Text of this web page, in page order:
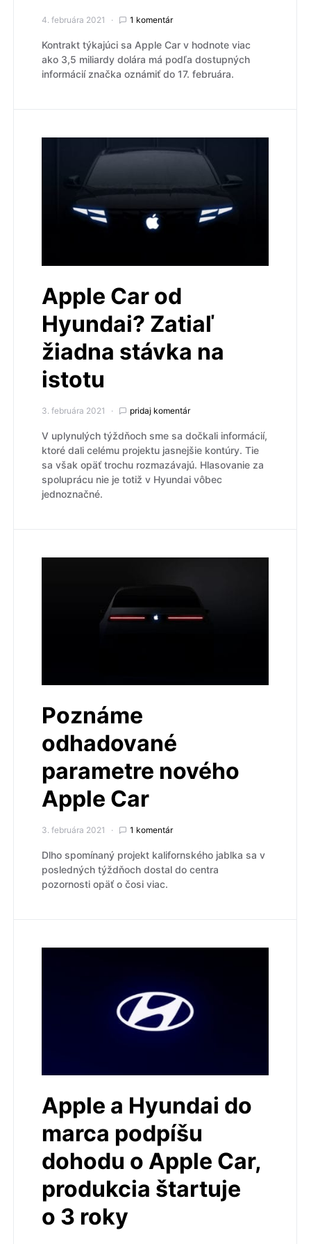
4. februára 2021 1 komentár
Kontrakt týkajúci sa Apple Car v hodnote viac
ako 3,5 miliardy dolára má podľa dostupných
informácií značka oznámiť do 17. februára.
Apple Car od
Hyundai? Zatiaľ
žiadna stávka na
istotu
3. februára 2021 pridaj komentár
V uplynulých týždňoch sme sa dočkali informácií,
ktoré dali celému projektu jasnejšie kontúry. Tie
sa však opäť trochu rozmazávajú. Hlasovanie za
spoluprácu nie je totiž v Hyundai vôbec
jednoznačné.
Poznáme
odhadované
parametre nového
Apple Car
3. februára 2021 1 komentár
Dlho spomínaný projekt kalifornského jablka sa v
posledných týždňoch dostal do centra
pozornosti opäť o čosi viac.
Apple a Hyundai do
marca podpíšu
dohodu o Apple Car,
produkcia štartuje
o 3 roky